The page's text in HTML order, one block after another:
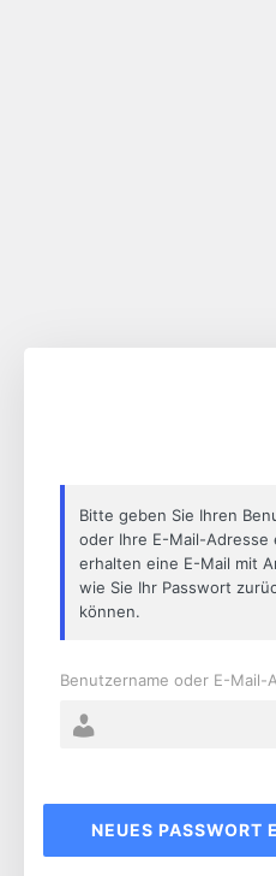
Bitte geben Sie Ihren
oder Ihre E-Mail-Adresse
erhalten eine E-Mail mit
wie Sie Ihr Passwort
können.
Benutzername oder E-Mail-